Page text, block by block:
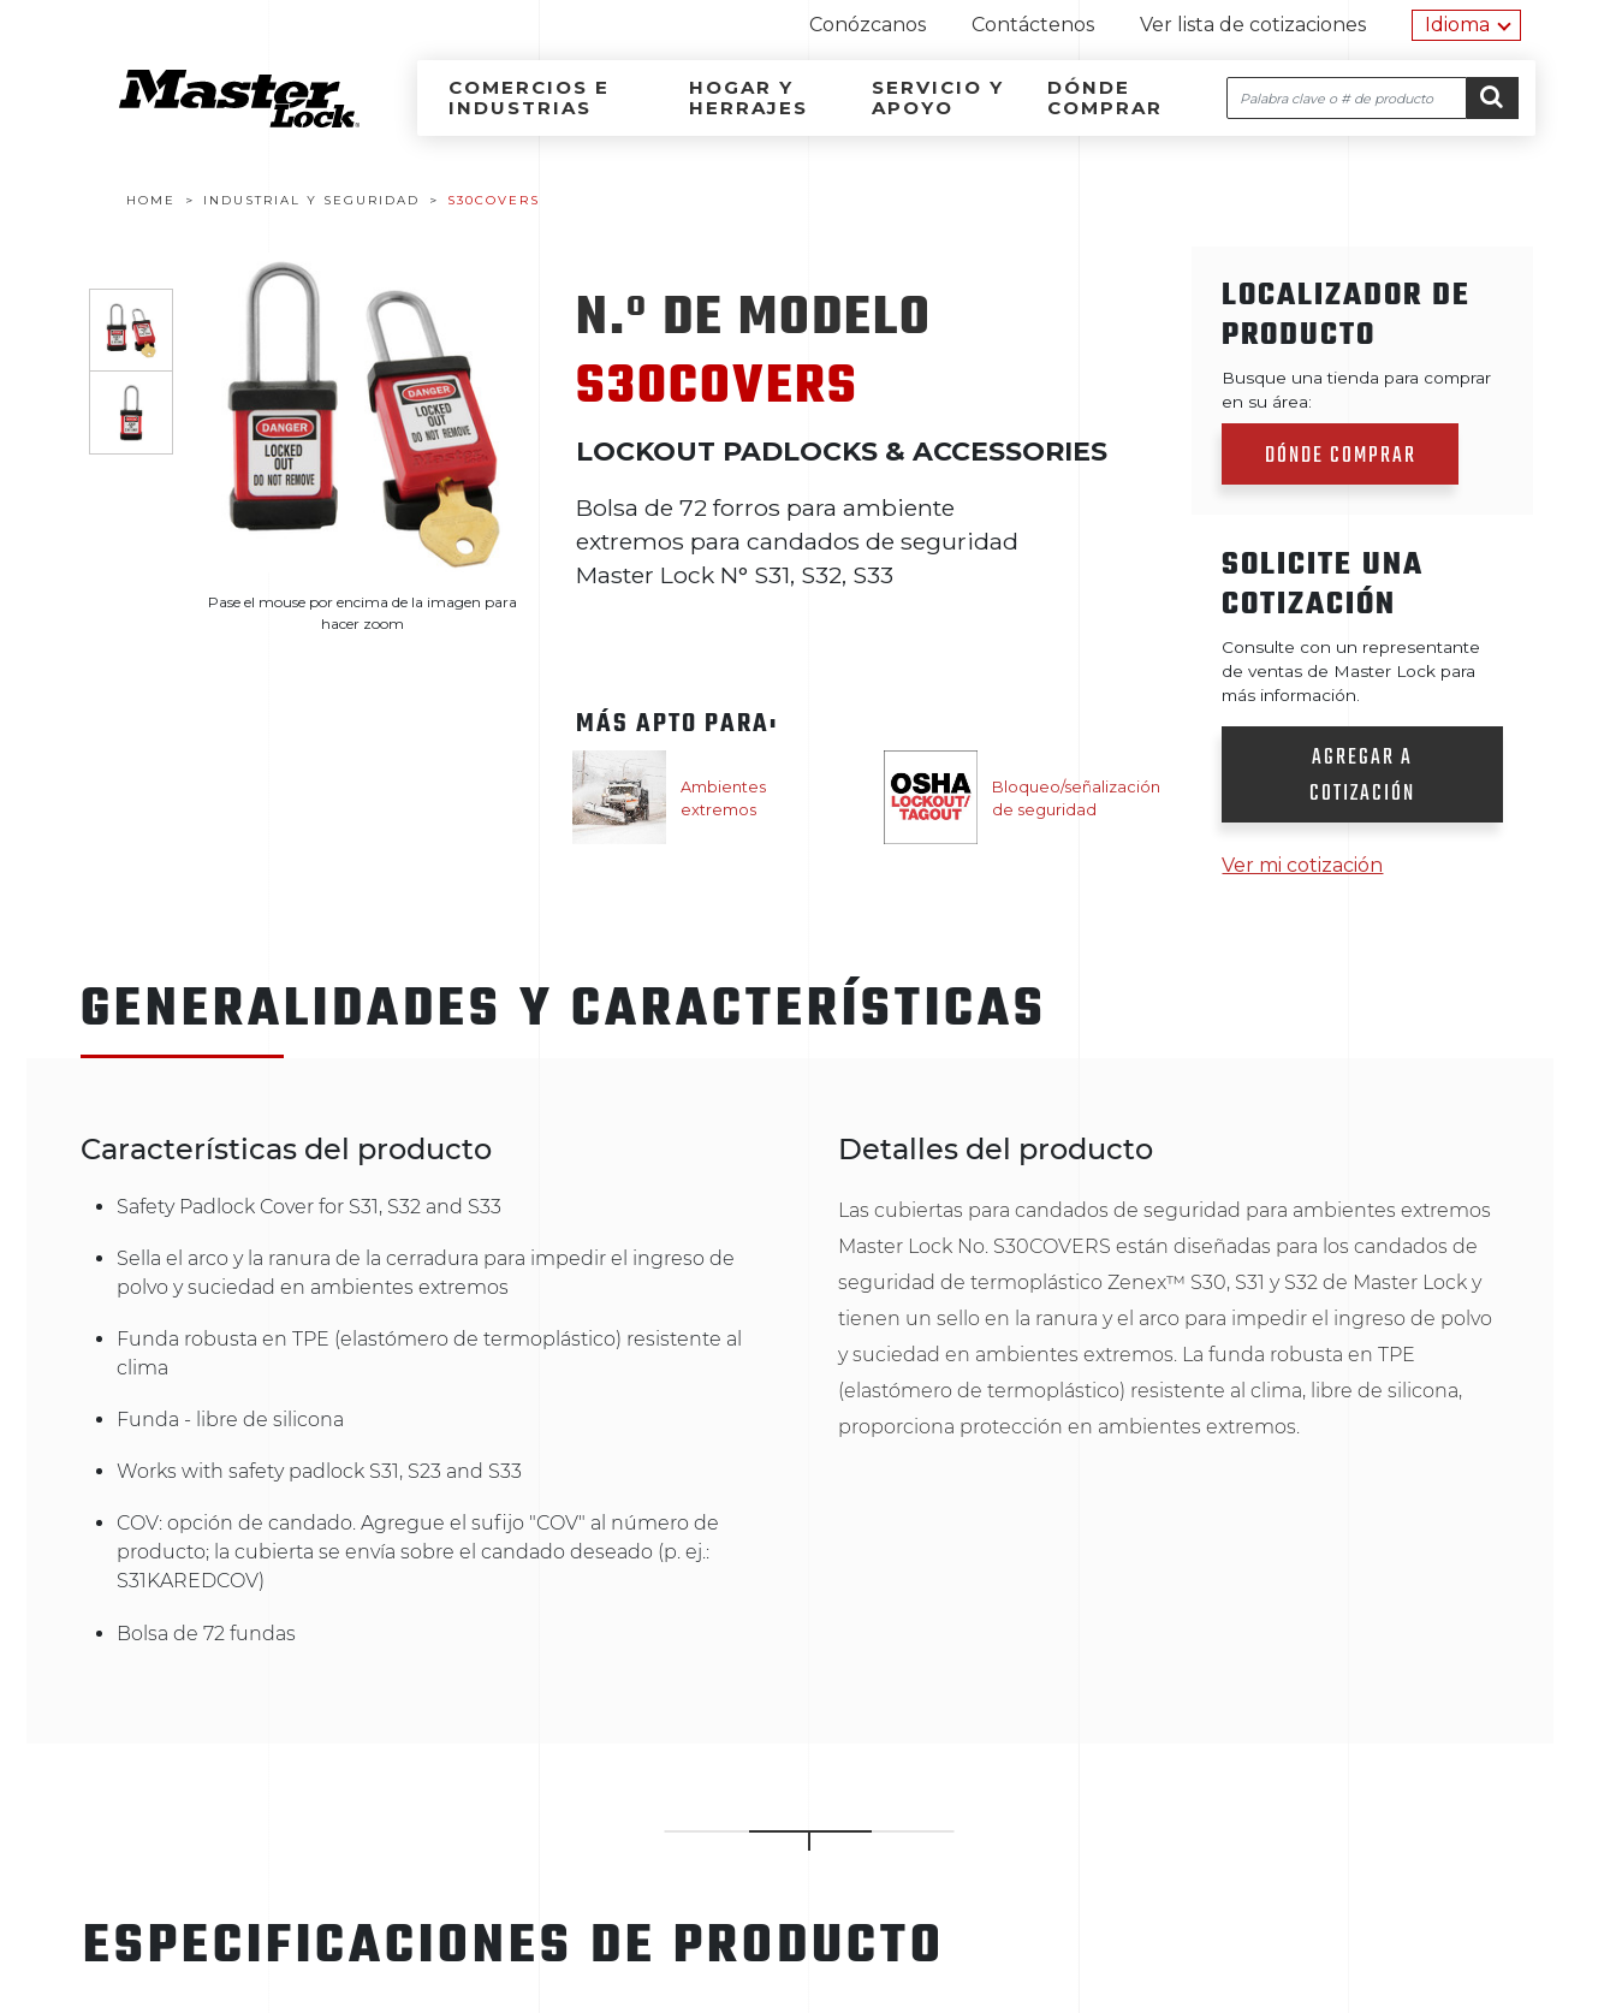
Ir al contenido
Conózcanos Contáctenos Ver lista de cotizaciones Idioma
Navegación por el sitio
Ir al contenido
COMERCIOS E
INDUSTRIAS
HOGAR Y
HERRAJES
SERVICIO Y
APOYO
DÓNDE
COMPRAR
Buscar
HOME INDUSTRIAL Y SEGURIDAD S30COVERS
Pase el mouse por encima de la imagen para
hacer zoom
N.º DE MODELO
S30COVERS
LOCKOUT PADLOCKS & ACCESSORIES
Bolsa de 72 forros para ambiente
extremos para candados de seguridad
Master Lock N° S31, S32, S33
MÁS APTO PARA:
Ambientes
extremos
Bloqueo/señalización
de seguridad
LOCALIZADOR DE
PRODUCTO
Busque una tienda para comprar
en su área:
DÓNDE COMPRAR
SOLICITE UNA
COTIZACIÓN
Consulte con un representante
de ventas de Master Lock para
más información.
AGREGAR A
COTIZACIÓN
Ver mi cotización
GENERALIDADES Y CARACTERÍSTICAS
Características del producto
Safety Padlock Cover for S31, S32 and S33
Sella el arco y la ranura de la cerradura para impedir el ingreso de
polvo y suciedad en ambientes extremos
Funda robusta en TPE (elastómero de termoplástico) resistente al
clima
Funda - libre de silicona
Works with safety padlock S31, S23 and S33
COV: opción de candado. Agregue el sufijo "COV" al número de
producto; la cubierta se envía sobre el candado deseado (p. ej.:
S31KAREDCOV)
Bolsa de 72 fundas
Detalles del producto
Las cubiertas para candados de seguridad para ambientes extremos
Master Lock No. S30COVERS están diseñadas para los candados de
seguridad de termoplástico Zenex™ S30, S31 y S32 de Master Lock y
tienen un sello en la ranura y el arco para impedir el ingreso de polvo
y suciedad en ambientes extremos. La funda robusta en TPE
(elastómero de termoplástico) resistente al clima, libre de silicona,
proporciona protección en ambientes extremos.
ESPECIFICACIONES DE PRODUCTO